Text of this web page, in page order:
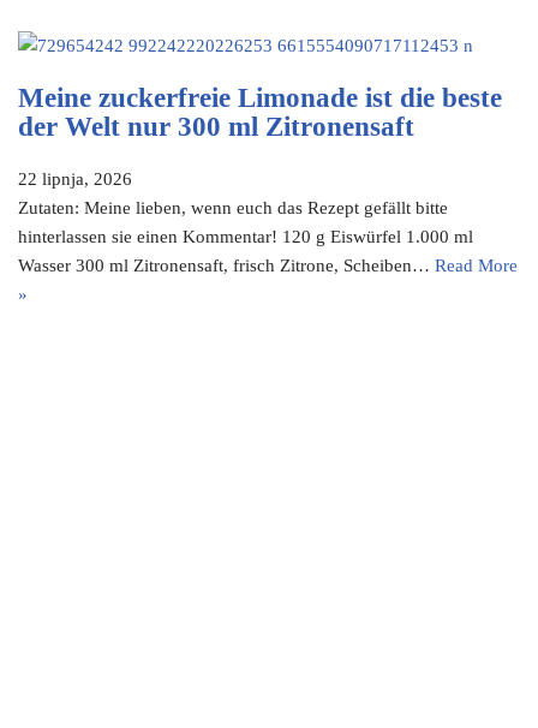
Meine zuckerfreie Limonade ist die beste
der Welt nur 300 ml Zitronensaft
22 lipnja, 2026
Zutaten: Meine lieben, wenn euch das Rezept gefällt bitte
hinterlassen sie einen Kommentar! 120 g Eiswürfel 1.000 ml
Wasser 300 ml Zitronensaft, frisch Zitrone, Scheiben… Read More
»